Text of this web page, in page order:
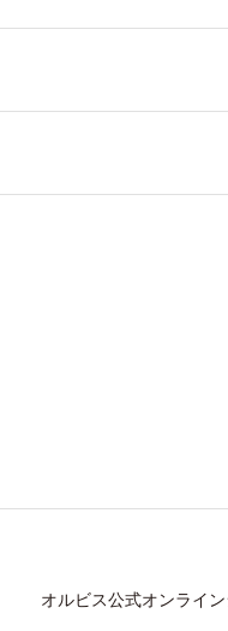
オルビス公式オンライ